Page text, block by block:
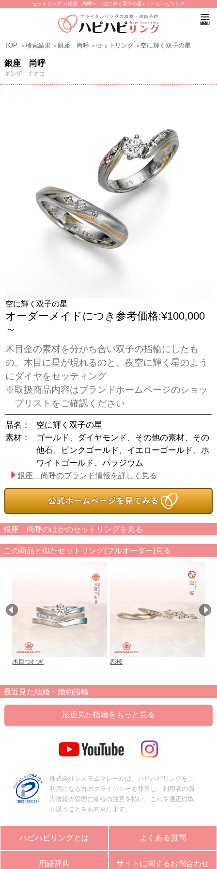
セットリング ≪銀座 尚呼≫ （空に輝く双子の星） | ハピハピリング
TOP 検索結果 銀座 尚呼 セットリング 空に輝く双子の星
銀座 尚呼
ギンザ ナオコ
空に輝く双子の星
オーダーメイドにつき参考価格:¥100,000
～
木目金の素材を分かち合い双子の指輪にしたも
の。木目に星が現れるのと、夜空に輝く星のよう
にダイヤをセッティング
※取扱商品内容はブランドホームページのショッ
プリストをご確認ください
品名：
空に輝く双子の星
素材：
ゴールド、ダイヤモンド、その他の素材、その
他石、ピンクゴールド、イエローゴールド、ホ
ワイトゴールド、パラジウム
銀座 尚呼のブランド情報を詳しく見る
銀座 尚呼のほかのセットリングを見る
この商品と似たセットリング(フルオーダー)見る
木目つむぎ 恋桜
最近見た結婚・婚約指輪
最近見た指輪をもっと見る
株式会社システムクレールは、ハピハピリングをご
利用になる方のプライバシーを尊重し、利用者の個
人情報の管理に細心の注意を払い、これを適正に取
り扱うことをお約束します。
ハピハピリングとは よくある質問
用語辞典 サイトに関するお問合わせ